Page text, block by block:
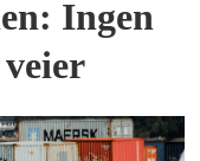
Ingen